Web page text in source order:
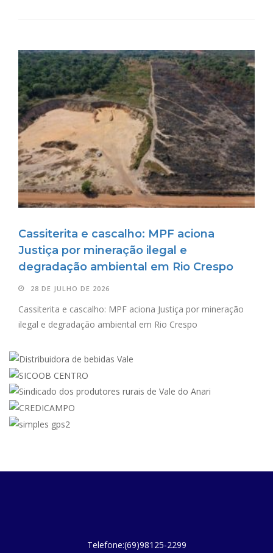
Cassiterita e cascalho: MPF aciona
Justiça por mineração ilegal e
degradação ambiental em Rio Crespo
28 DE JULHO DE 2026
Cassiterita e cascalho: MPF aciona Justiça por mineração
ilegal e degradação ambiental em Rio Crespo
Telefone:(69)98125-2299